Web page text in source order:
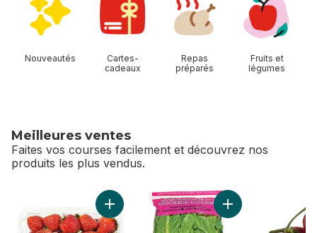
Nouveautés
Cartes-
cadeaux
Repas
préparés
Fruits et
légumes
Meilleures ventes
Faites vos courses facilement et découvrez nos
produits les plus vendus.
sauter Meilleures ventes
Ajouter Fraises, 1 lb au panierAjouter Cœur de